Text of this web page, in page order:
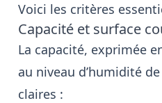
Voici les critères
Capacité et surface
La capacité, exprimée
au niveau d’humidité
claires :